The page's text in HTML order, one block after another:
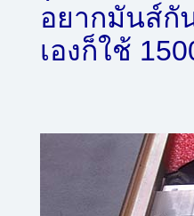
อยากมันส์กั
เองก็ใช้